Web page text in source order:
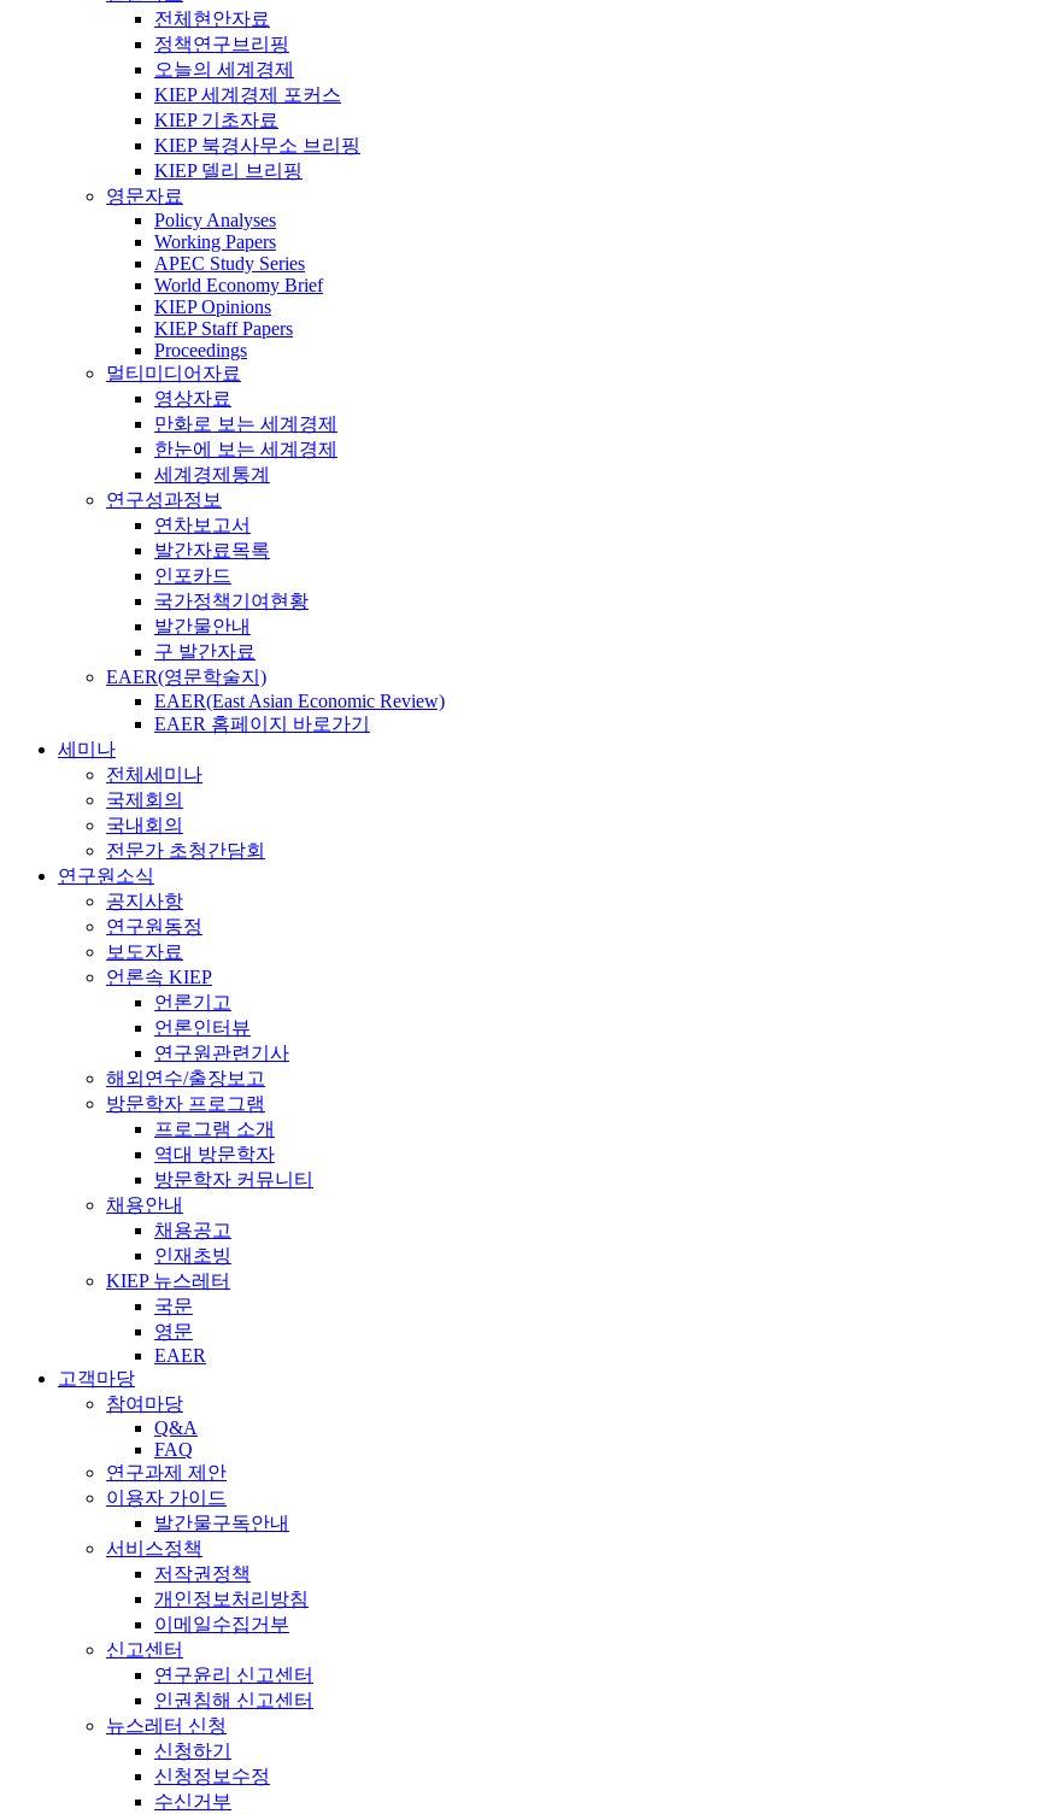
전체현안자료
정책연구브리핑
오늘의 세계경제
KIEP 세계경제 포커스
KIEP 기초자료
KIEP 북경사무소 브리핑
KIEP 델리 브리핑
영문자료
Policy Analyses
Working Papers
APEC Study Series
World Economy Brief
KIEP Opinions
KIEP Staff Papers
Proceedings
멀티미디어자료
영상자료
만화로 보는 세계경제
한눈에 보는 세계경제
세계경제통계
연구성과정보
연차보고서
발간자료목록
인포카드
국가정책기여현황
발간물안내
구 발간자료
EAER(영문학술지)
EAER(East Asian Economic Review)
EAER 홈페이지 바로가기
세미나
전체세미나
국제회의
국내회의
전문가 초청간담회
연구원소식
공지사항
연구원동정
보도자료
언론속 KIEP
언론기고
언론인터뷰
연구원관련기사
해외연수/출장보고
방문학자 프로그램
프로그램 소개
역대 방문학자
방문학자 커뮤니티
채용안내
채용공고
인재초빙
KIEP 뉴스레터
국문
영문
EAER
고객마당
참여마당
Q&A
FAQ
연구과제 제안
이용자 가이드
발간물구독안내
서비스정책
저작권정책
개인정보처리방침
이메일수집거부
신고센터
연구윤리 신고센터
인권침해 신고센터
뉴스레터 신청
신청하기
신청정보수정
수신거부